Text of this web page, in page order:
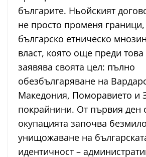
българите. Ньойският
не просто променя
българско етническо
власт, която още преди това
заявява своята цел: пълно
обезбългаряване на
Македония, Поморавието и
покрайнини. От първия ден
окупацията започва
унищожаване на
идентичност –